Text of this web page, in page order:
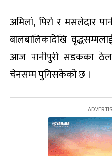
अमिलो, पिरो र मसलेदार
बालबालिकादेखि
आज पानीपुरी सडकका
चेनसम्म पुगिसकेको छ ।